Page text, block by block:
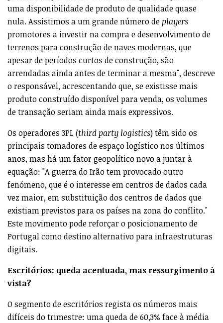
uma disponibilidade de produto de qualidade quase
nula. Assistimos a um grande número de players
promotores a investir na compra e desenvolvimento de
terrenos para construção de naves modernas, que
apesar de períodos curtos de construção, são
arrendadas ainda antes de terminar a mesma", descreve
o responsável, acrescentando que, se existisse mais
produto construído disponível para venda, os volumes
de transação seriam ainda mais expressivos.
Os operadores 3PL (third party logistics) têm sido os
principais tomadores de espaço logístico nos últimos
anos, mas há um fator geopolítico novo a juntar à
equação: "A guerra do Irão tem provocado outro
fenómeno, que é o interesse em centros de dados cada
vez maior, em substituição dos centros de dados que
existiam previstos para os países na zona do conflito."
Este movimento pode reforçar o posicionamento de
Portugal como destino alternativo para infraestruturas
digitais.
Escritórios: queda acentuada, mas ressurgimento à
vista?
O segmento de escritórios regista os números mais
difíceis do trimestre: uma queda de 60,3% face à média